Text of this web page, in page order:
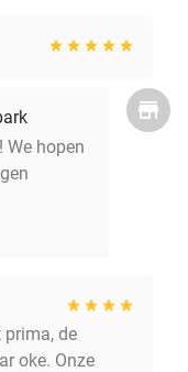
We hopen
prima, de
oke. Onze